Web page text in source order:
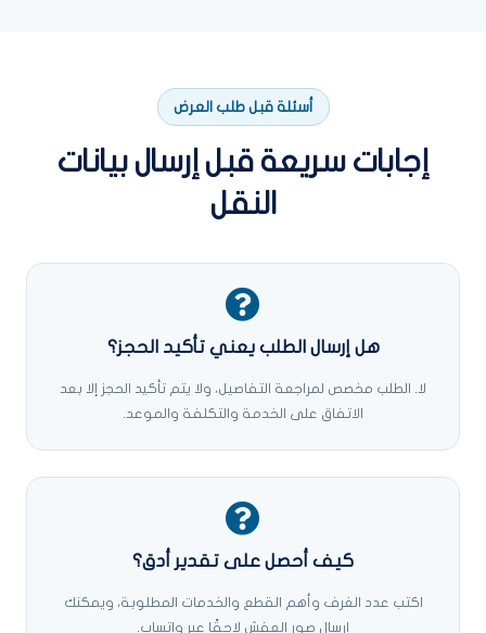
أسئلة قبل طلب العرض
إجابات سريعة قبل إرسال بيانات
النقل
هل إرسال الطلب يعني تأكيد الحجز؟
لا. الطلب مخصص لمراجعة التفاصيل، ولا يتم تأكيد الحجز إلا بعد
الاتفاق على الخدمة والتكلفة والموعد.
كيف أحصل على تقدير أدق؟
اكتب عدد الغرف وأهم القطع والخدمات المطلوبة، ويمكنك
إرسال صور العفش لاحقًا عبر واتساب.